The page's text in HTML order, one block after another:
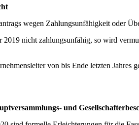
wegen Zahlungsunfähigkeit oder
nicht zahlungsunfähig, so wird
von bis Ende letzten
und